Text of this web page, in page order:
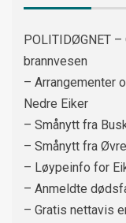
POLITIDØGNET
brannvesen
– Arrangementer
Nedre Eiker
– Smånytt fra
– Smånytt fra
– Løypeinfo for
– Anmeldte
– Gratis nettavis